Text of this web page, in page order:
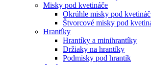
Misky pod kvetináče
Okrúhle misky pod kvetináč
Štvorcové misky pod
Hrantíky
Hrantíky a minihrantíky
Držiaky na hrantíky
Podmisky pod hrantík